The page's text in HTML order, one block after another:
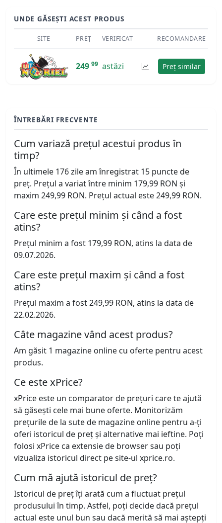
UNDE GĂSEȘTI ACEST PRODUS
SITE PREȚ VERIFICAT RECOMANDARE
249 99 astăzi Preț similar
ÎNTREBĂRI FRECVENTE
Cum variază prețul acestui produs în
timp?
În ultimele 176 zile am înregistrat 15 puncte de
preț. Prețul a variat între minim 179,99 RON și
maxim 249,99 RON. Prețul actual este 249,99 RON.
Care este prețul minim și când a fost
atins?
Prețul minim a fost 179,99 RON, atins la data de
09.07.2026.
Care este prețul maxim și când a fost
atins?
Prețul maxim a fost 249,99 RON, atins la data de
22.02.2026.
Câte magazine vând acest produs?
Am găsit 1 magazine online cu oferte pentru acest
produs.
Ce este xPrice?
xPrice este un comparator de prețuri care te ajută
să găsești cele mai bune oferte. Monitorizăm
prețurile de la sute de magazine online pentru a-ți
oferi istoricul de preț și alternative mai ieftine. Poți
folosi xPrice ca extensie de browser sau poți
vizualiza istoricul direct pe site-ul xprice.ro.
Cum mă ajută istoricul de preț?
Istoricul de preț îți arată cum a fluctuat prețul
produsului în timp. Astfel, poți decide dacă prețul
actual este unul bun sau dacă merită să mai aștepți